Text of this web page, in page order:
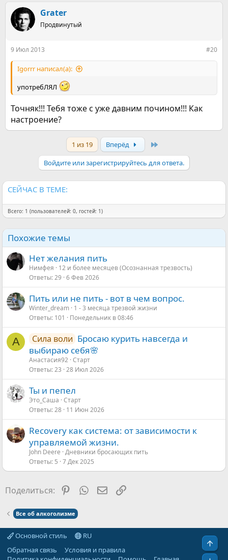
к
ц
и
Grater
Продвинутый
9 Июл 2013 #20
Igorrr написал(а):
употребЛЯЛ
Точняк!!! Тебя тоже с уже давним почином!!! Как
настроение?
1 из 19 Вперёд
Войдите или зарегистрируйтесь для ответа.
СЕЙЧАС В ТЕМЕ:
Всего: 1 (пользователей: 0, гостей: 1)
Похожие темы
Нет желания пить
Нимфея
12 и более месяцев (Осознанная трезвость)
Ответы 29 6 Фев 2026
Пить или не пить - вот в чем вопрос.
Winter_dream 1 - 3 месяца трезвой жизни
Ответы 101 Понедельник в 08:46
А Сила воли Бросаю курить навсегда и
выбираю себя🌸
Анастасия92 Старт
Ответы 23 28 Июл 2026
Ты и пепел
Это_Саша Старт
Ответы 28 11 Июн 2026
Recovery как система: от зависимости к
управляемой жизни.
John Deere Дневники бросающих пить
Ответы 5 7 Дек 2025
Поделиться: Pinterest
WhatsAppЭлектронная почта
Ссылка
Все об алкоголизме
Основной стиль
RU
Обратная связь
Условия и правила